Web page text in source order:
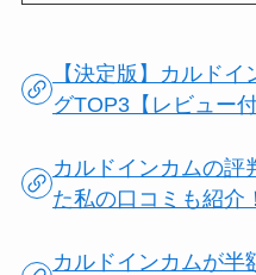
【決定版】カルド
グTOP3【レビュー付
カルドインカムの評
た私の口コミも紹介！
カルドインカムが半